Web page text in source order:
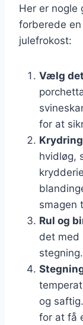
Her er
forberede
julefrokost:
Vælg
for at
Krydring
hvidløg,
smagen
Rul og
det med
stegning.
og
for at få